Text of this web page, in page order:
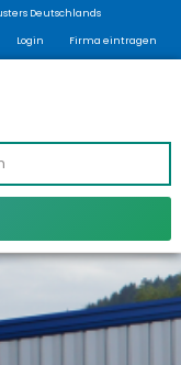
Deutschlands
Login Firma eintragen